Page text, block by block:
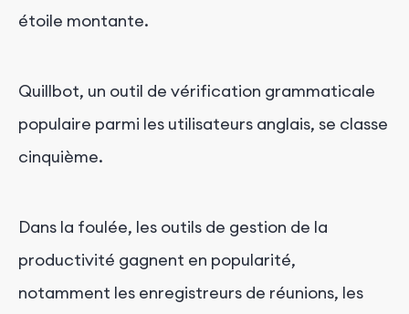
étoile montante.
Quillbot, un outil de vérification grammaticale
populaire parmi les utilisateurs anglais, se classe
cinquième.
Dans la foulée, les outils de gestion de la
productivité gagnent en popularité,
notamment les enregistreurs de réunions, les